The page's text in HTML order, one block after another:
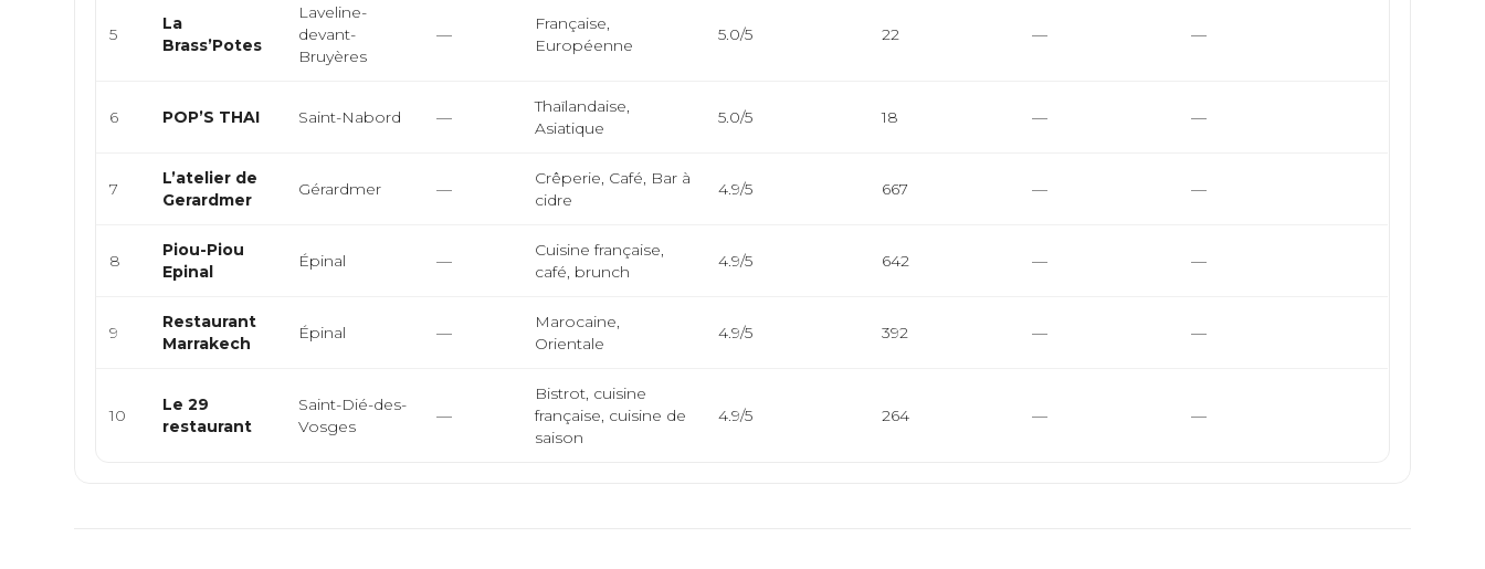
5
La
Brass’Potes
Laveline-
devant-
Bruyères
—
Française,
Européenne
5.0/5 22 — —
6 POP’S THAI Saint-Nabord —
Thaïlandaise,
Asiatique
5.0/5 18 — —
7
L’atelier de
Gerardmer
Gérardmer —
Crêperie, Café, Bar à
cidre
4.9/5 667 — —
8
Piou-Piou
Epinal
Épinal —
Cuisine française,
café, brunch
4.9/5 642 — —
9
Restaurant
Marrakech
Épinal —
Marocaine,
Orientale
4.9/5 392 — —
10
Le 29
restaurant
Saint-Dié-des-
Vosges
—
Bistrot, cuisine
française, cuisine de
saison
4.9/5 264 — —